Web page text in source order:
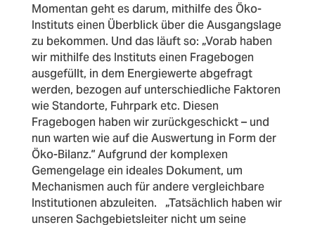
Momentan geht es darum, mithilfe des Öko-
Instituts einen Überblick über die Ausgangslage
zu bekommen. Und das läuft so: „Vorab haben
wir mithilfe des Instituts einen Fragebogen
ausgefüllt, in dem Energiewerte abgefragt
werden, bezogen auf unterschiedliche Faktoren
wie Standorte, Fuhrpark etc. Diesen
Fragebogen haben wir zurückgeschickt – und
nun warten wie auf die Auswertung in Form der
Öko-Bilanz.“ Aufgrund der komplexen
Gemengelage ein ideales Dokument, um
Mechanismen auch für andere vergleichbare
Institutionen abzuleiten.
„Tatsächlich haben wir
unseren Sachgebietsleiter nicht um seine